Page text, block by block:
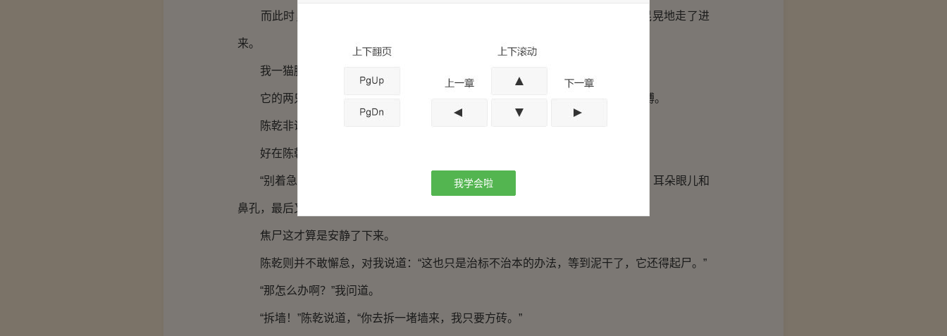
而此时，焦尸也已经突破了土墙的防线，脑袋上还扎着陈乾的那把刀，摇摇晃晃地走了进
来。
我一猫腰，从他的咯吱窝底下钻了过去，轻轻松松就勒住了它的脖子。
它的两只手还不断在半空中挥舞，我一看，赶紧又腾出了一只手来按住他的胳膊。
陈乾非说那泥和的稀了，要再加土，我心里已经是日了陈乾八辈祖宗了。
好在陈乾还算是快，三下五除二，抓了一把带着尿骚味儿的泥就朝我走了过来。
“别着急啊，不疼不疼。”陈乾跟哄孩子似的，将手里那把泥塞进了焦尸的眼洞，耳朵眼儿和
鼻孔，最后又把地上的那把泥抓了起来，塞进了焦尸的嘴里。
焦尸这才算是安静了下来。
陈乾则并不敢懈怠，对我说道：“这也只是治标不治本的办法，等到泥干了，它还得起尸。”
“那怎么办啊？”我问道。
“拆墙！”陈乾说道，“你去拆一堵墙来，我只要方砖。”
我学会啦